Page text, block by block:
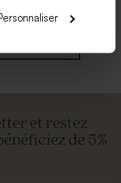
et restez
de 5%